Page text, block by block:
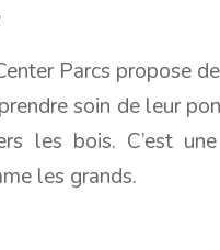
Parcs propose
soin de leur
les bois. C’est
les grands.